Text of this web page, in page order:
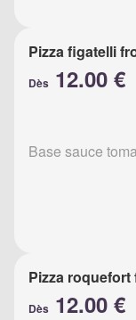
Pizza figatelli
Dès 12.00 €
Base sauce
Pizza roquefort
Dès 12.00 €